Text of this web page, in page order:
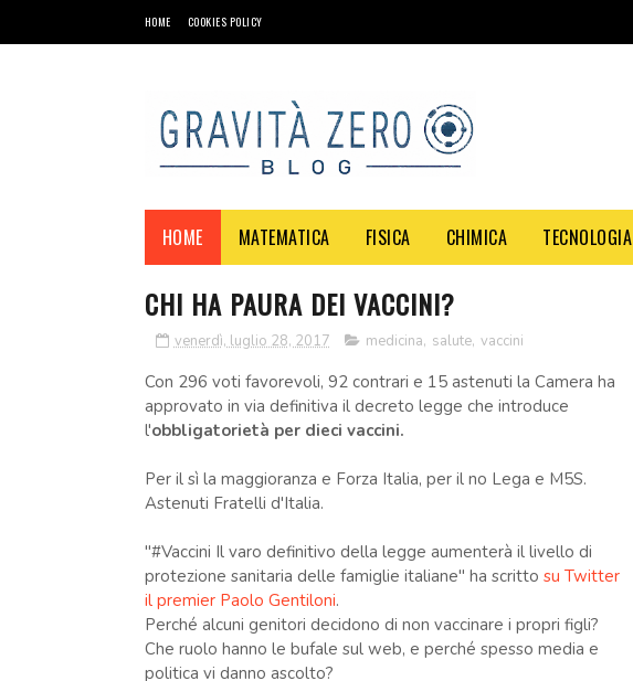
HOME COOKIES POLICY
HOME MATEMATICA FISICA CHIMICA TECNOLOGIA
CHI HA PAURA DEI VACCINI?
venerdì, luglio 28, 2017 medicina, salute, vaccini
Con 296 voti favorevoli, 92 contrari e 15 astenuti la Camera ha
approvato in via definitiva il decreto legge che introduce
l'obbligatorietà per dieci vaccini.
Per il sì la maggioranza e Forza Italia, per il no Lega e M5S.
Astenuti Fratelli d'Italia.
"#Vaccini Il varo definitivo della legge aumenterà il livello di
protezione sanitaria delle famiglie italiane" ha scritto su Twitter
il premier Paolo Gentiloni.
Perché alcuni genitori decidono di non vaccinare i propri figli?
Che ruolo hanno le bufale sul web, e perché spesso media e
politica vi danno ascolto?